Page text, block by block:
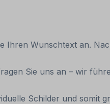
Ihren Wunschtext an.
Sie uns an – wir
Schilder und somit